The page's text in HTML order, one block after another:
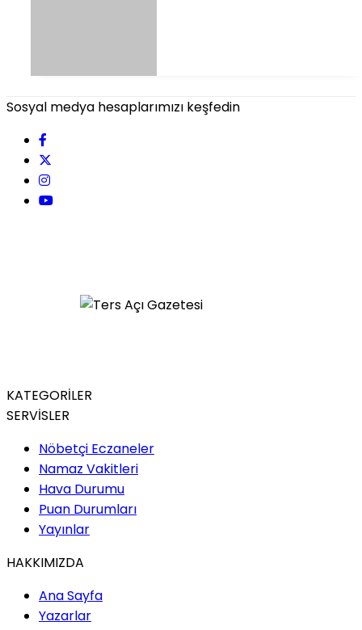
Sosyal medya hesaplarımızı keşfedin
KATEGORİLER
SERVİSLER
Nöbetçi Eczaneler
Namaz Vakitleri
Hava Durumu
Puan Durumları
Yayınlar
HAKKIMIZDA
Ana Sayfa
Yazarlar